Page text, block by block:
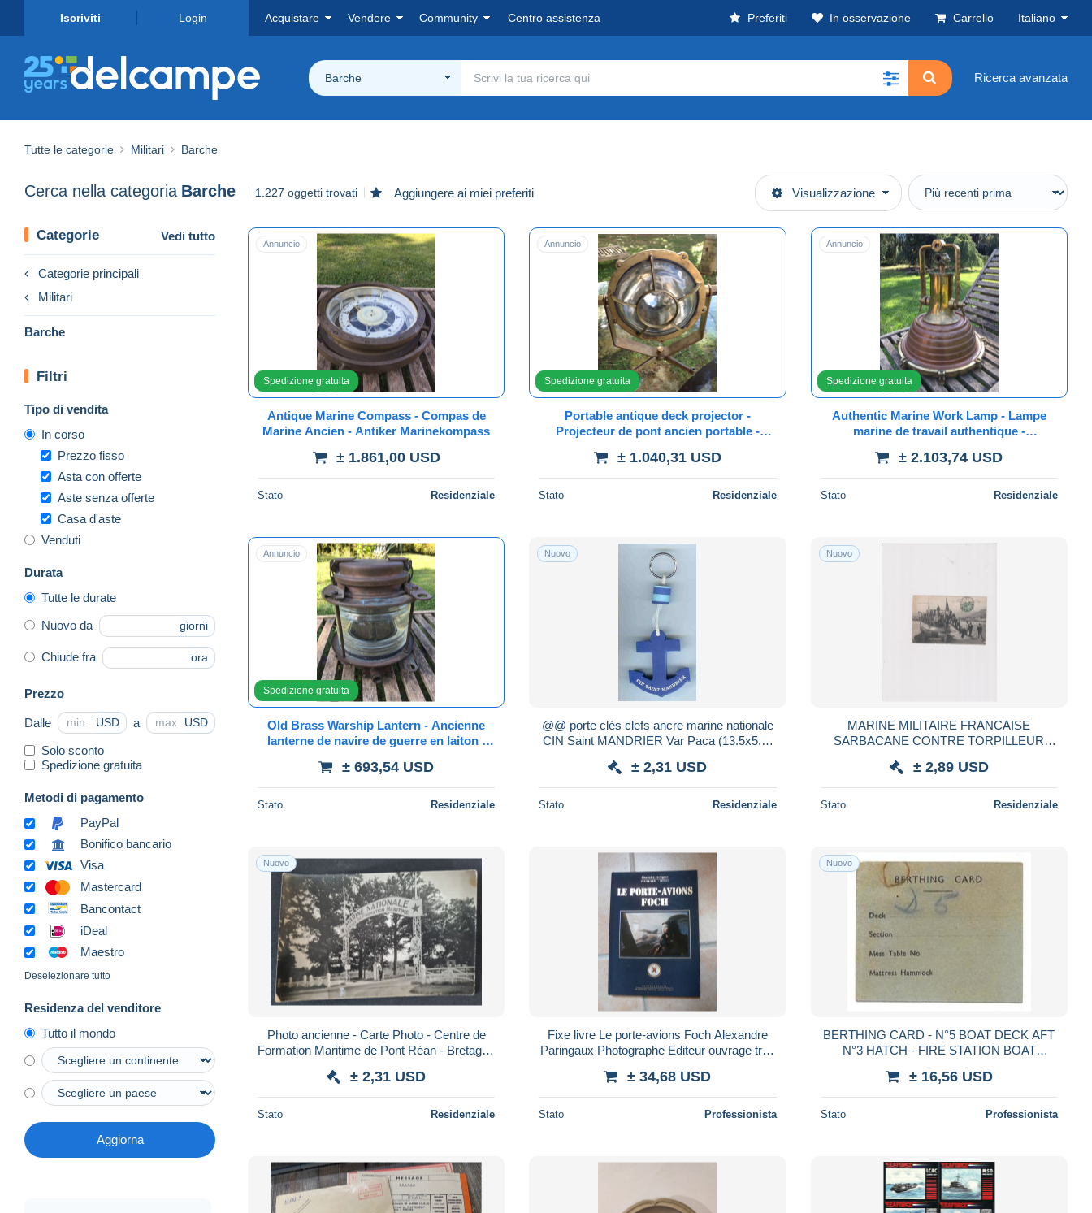
Iscriviti Login Acquistare Vendere Community Centro assistenza Preferiti In osservazione Carrello Italiano
Barche Ricerca avanzata
Tutte le categorie Militari Barche
Cerca nella categoria Barche 1.227 oggetti trovati Aggiungere ai miei preferiti Visualizzazione
Categorie Vedi tutto
Categorie principali
Militari
Barche
Filtri
Tipo di vendita
In corso
Prezzo fisso
Asta con offerte
Aste senza offerte
Casa d'aste
Venduti
Durata
Tutte le durate
Nuovo da giorni
Chiude fra ora
Prezzo
Dalle USD a USD
Solo sconto
Spedizione gratuita
Metodi di pagamento
PayPal
Bonifico bancario
Visa
Mastercard
Bancontact
iDeal
Maestro
Deselezionare tutto
Residenza del venditore
Tutto il mondo
Aggiorna
Annuncio
Spedizione gratuita
Antique Marine Compass - Compas de
Marine Ancien - Antiker Marinekompass
± 1.861,00 USD
Stato Residenziale
Annuncio
Spedizione gratuita
Portable antique deck projector -
Projecteur de pont ancien portable -
± 1.040,31 USD
Stato Residenziale
Annuncio
Spedizione gratuita
Authentic Marine Work Lamp - Lampe
marine de travail authentique -
± 2.103,74 USD
Stato Residenziale
Annuncio
Spedizione gratuita
Old Brass Warship Lantern - Ancienne
lanterne de navire de guerre en laiton -
± 693,54 USD
Stato Residenziale
Nuovo
@@ porte clés clefs ancre marine nationale
CIN Saint MANDRIER Var Paca (13.5x5.3)
± 2,31 USD
Stato Residenziale
Nuovo
MARINE MILITAIRE FRANCAISE
SARBACANE CONTRE TORPILLEUR
± 2,89 USD
Stato Residenziale
Nuovo
Photo ancienne - Carte Photo - Centre de
Formation Maritime de Pont Réan - Bretagne
± 2,31 USD
Stato Residenziale
Fixe livre Le porte-avions Foch Alexandre
Paringaux Photographe Editeur ouvrage très
± 34,68 USD
Stato Professionista
Nuovo
BERTHING CARD - N°5 BOAT DECK AFT
N°3 HATCH - FIRE STATION BOAT
± 16,56 USD
Stato Professionista